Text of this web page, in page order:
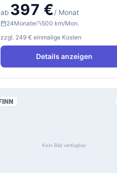
ab 397 €/ Monat
24Monate
500 km/Mon.
zzgl. 249 € einmalige Kosten
Details anzeigen